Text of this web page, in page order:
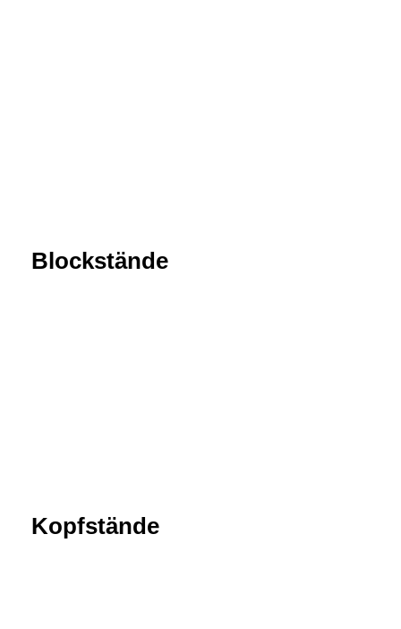
Blockstände
Kopfstände